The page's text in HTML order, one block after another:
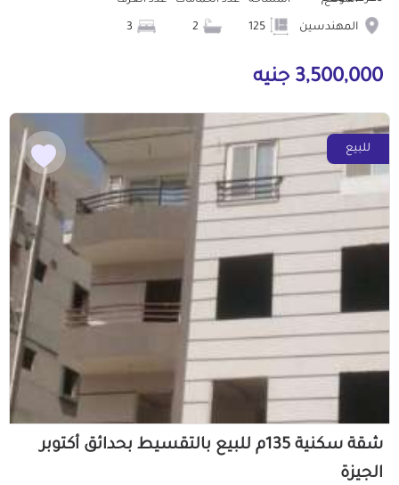
المهندسين
3,500,000 جنيه
للبيع
شقة سكنية 135م للبيع بالتقسيط بحدائق أكتوبر
الجيزة